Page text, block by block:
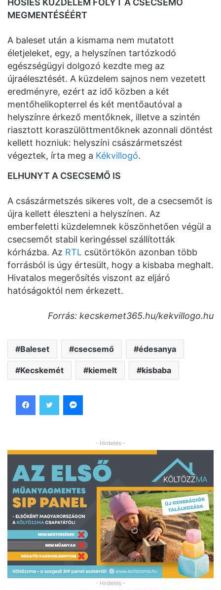
HŐSIES KÜZDELEM FOLYT A CSECSEMŐ
MEGMENTÉSÉÉRT
A baleset után a kismama nem mutatott
életjeleket, egy, a helyszínen tartózkodó
egészségügyi dolgozó kezdte meg az
újraélesztését. A küzdelem sajnos nem vezetett
eredményre, ezért az idő közben a két
mentőhelikopterrel és két mentőautóval a
helyszínre érkező mentőknek, illetve a szintén
riasztott koraszülöttmentőknek azonnali döntést
kellett hozniuk: helyszíni császármetszést
végeztek, írta meg a Kékvillogó.
ELHUNYT A CSECSEMŐ IS
A császármetszés sikeres volt, de a csecsemőt is
újra kellett éleszteni a helyszínen. Az
emberfeletti küzdelemnek köszönhetően végül a
csecsemőt stabil keringéssel szállították
kórházba. Az RTL csütörtökön azonban több
forrásból is úgy értesült, hogy a kisbaba meghalt.
Hivatalos megerősítés viszont az eljáró
hatóságoktól nem érkezett.
Forrás: kecskemet365.hu/kekvillogo.hu
Baleset csecsemő édesanya
Kecskemét kiemelt kisbaba
- Hirdetés -
- Hirdetés -